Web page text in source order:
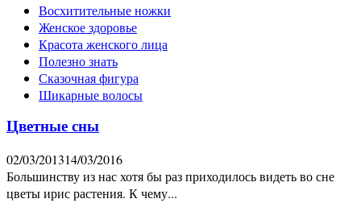
Восхитительные ножки
Женское здоровье
Красота женского лица
Полезно знать
Сказочная фигура
Шикарные волосы
Цветные сны
02/03/201314/03/2016
Большинству из нас хотя бы раз приходилось видеть во сне
цветы ирис растения. К чему...